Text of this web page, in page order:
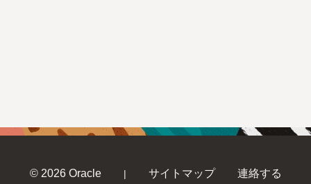
© 2026 Oracle | サイトマップ 連絡する